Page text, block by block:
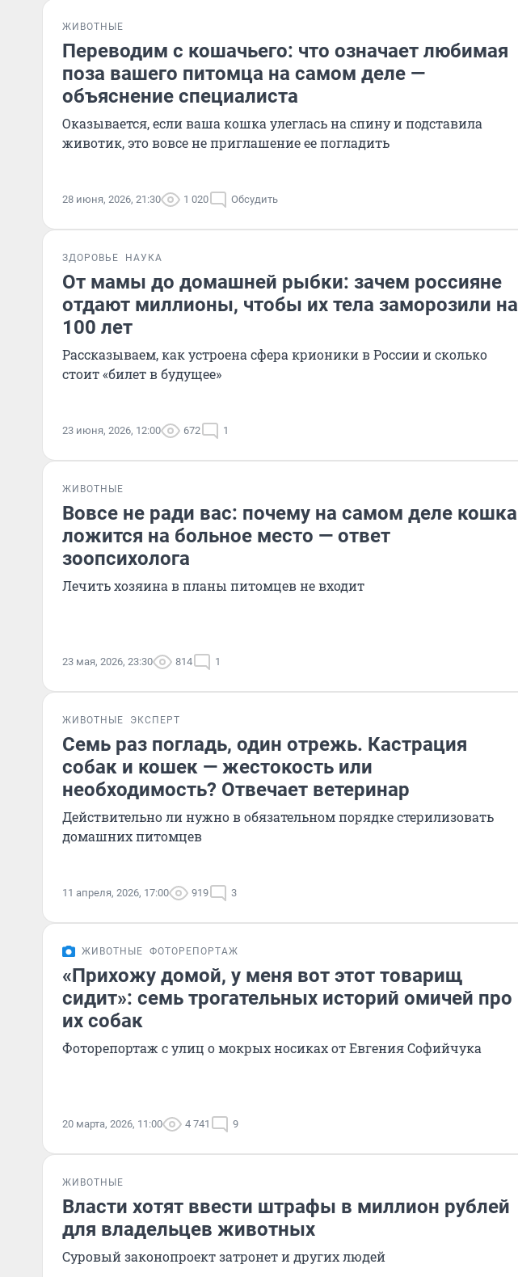
ЖИВОТНЫЕ
Переводим с кошачьего: что означает любимая
поза вашего питомца на самом деле —
объяснение специалиста
Оказывается, если ваша кошка улеглась на спину и подставила
животик, это вовсе не приглашение ее погладить
28 июня, 2026, 21:30 1 020 Обсудить
ЗДОРОВЬЕ НАУКА
От мамы до домашней рыбки: зачем россияне
отдают миллионы, чтобы их тела заморозили на
100 лет
Рассказываем, как устроена сфера крионики в России и сколько
стоит «билет в будущее»
23 июня, 2026, 12:00 672 1
ЖИВОТНЫЕ
Вовсе не ради вас: почему на самом деле кошка
ложится на больное место — ответ
зоопсихолога
Лечить хозяина в планы питомцев не входит
23 мая, 2026, 23:30 814 1
ЖИВОТНЫЕ ЭКСПЕРТ
Семь раз погладь, один отрежь. Кастрация
собак и кошек — жестокость или
необходимость? Отвечает ветеринар
Действительно ли нужно в обязательном порядке стерилизовать
домашних питомцев
11 апреля, 2026, 17:00 919 3
ЖИВОТНЫЕ ФОТОРЕПОРТАЖ
«Прихожу домой, у меня вот этот товарищ
сидит»: семь трогательных историй омичей про
их собак
Фоторепортаж с улиц о мокрых носиках от Евгения Софийчука
20 марта, 2026, 11:00 4 741 9
ЖИВОТНЫЕ
Власти хотят ввести штрафы в миллион рублей
для владельцев животных
Суровый законопроект затронет и других людей